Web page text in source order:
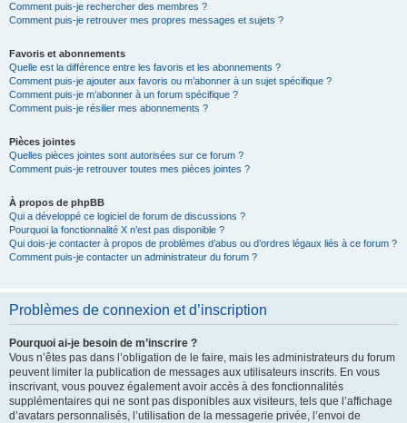
Comment puis-je rechercher des membres ?
Comment puis-je retrouver mes propres messages et sujets ?
Favoris et abonnements
Quelle est la différence entre les favoris et les abonnements ?
Comment puis-je ajouter aux favoris ou m’abonner à un sujet spécifique ?
Comment puis-je m’abonner à un forum spécifique ?
Comment puis-je résilier mes abonnements ?
Pièces jointes
Quelles pièces jointes sont autorisées sur ce forum ?
Comment puis-je retrouver toutes mes pièces jointes ?
À propos de phpBB
Qui a développé ce logiciel de forum de discussions ?
Pourquoi la fonctionnalité X n’est pas disponible ?
Qui dois-je contacter à propos de problèmes d’abus ou d’ordres légaux liés à ce forum ?
Comment puis-je contacter un administrateur du forum ?
Problèmes de connexion et d’inscription
Pourquoi ai-je besoin de m’inscrire ?
Vous n’êtes pas dans l’obligation de le faire, mais les administrateurs du forum
peuvent limiter la publication de messages aux utilisateurs inscrits. En vous
inscrivant, vous pouvez également avoir accès à des fonctionnalités
supplémentaires qui ne sont pas disponibles aux visiteurs, tels que l’affichage
d’avatars personnalisés, l’utilisation de la messagerie privée, l’envoi de